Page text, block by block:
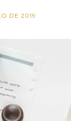
DE 2019